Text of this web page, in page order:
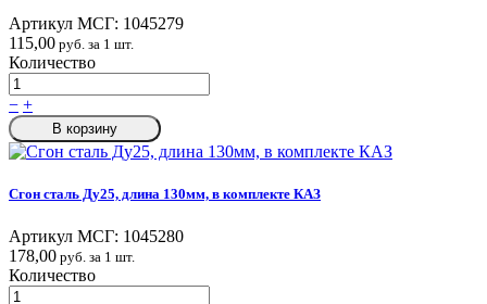
Артикул МСГ: 1045279
115,00 руб. за 1 шт.
Количество
− +
В корзину
Сгон сталь Ду25, длина 130мм, в комплекте КАЗ
Артикул МСГ: 1045280
178,00 руб. за 1 шт.
Количество